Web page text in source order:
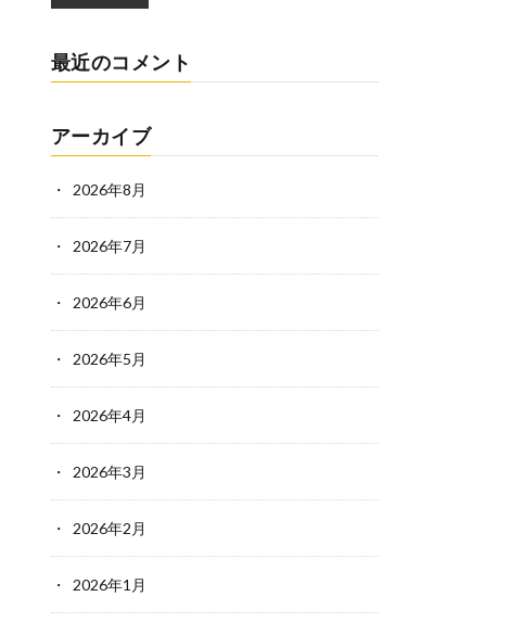
最近のコメント
アーカイブ
2026年8月
2026年7月
2026年6月
2026年5月
2026年4月
2026年3月
2026年2月
2026年1月